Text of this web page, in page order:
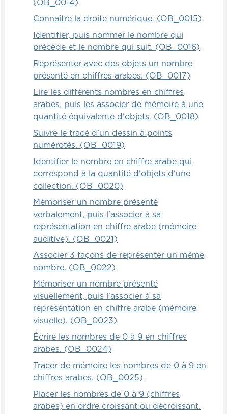
L'important, c'est que les enfants
s'amusent et qu'ils puissent tous ensemble
créer leur propre diagramme.
Partons à la chasse au trésor. Donc, les
enfants devront chercher à travers la pièce
les éléments que vous aurez cachés pour
créer un diagramme de Venn. Bien sûr,
vous aurez caché des cerceaux de
différentes catégories, des cartes aussi, des
cartes de chez Amélio, ou simplement leur
donner une liste de choses à trouver.
Il y aura un nombre vraiment défini
d'objets à trouver, mais vous allez aussi
cacher un élément intrus ou même deux
intrus. Les enfants devront partir à la
recherche, trouver tous les éléments, et une
fois qu'ils croiront avoir tout trouvé, ils
diagramme de Venn avec les éléments
trouvés.
S'il manque quelque chose, ils devront à ce
moment-là se le dire et essayer de le
trouver à travers la pièce, à savoir où est la
fameuse carte qui manque. Sinon, on
pourra simplement valider tous ensemble
ça a été fait.
(OB_0014)
Connaître la droite numérique. (OB_0015)
Identifier, puis nommer le nombre qui
précède et le nombre qui suit. (OB_0016)
Représenter avec des objets un nombre
présenté en chiffres arabes. (OB_0017)
Lire les différents nombres en chiffres
arabes, puis les associer de mémoire à une
quantité équivalente d'objets. (OB_0018)
Suivre le tracé d'un dessin à points
numérotés. (OB_0019)
Identifier le nombre en chiffre arabe qui
correspond à la quantité d'objets d'une
collection. (OB_0020)
Mémoriser un nombre présenté
verbalement, puis l'associer à sa
représentation en chiffre arabe (mémoire
auditive). (OB_0021)
Associer 3 façons de représenter un même
nombre. (OB_0022)
Mémoriser un nombre présenté
visuellement, puis l'associer à sa
représentation en chiffre arabe (mémoire
visuelle). (OB_0023)
Écrire les nombres de 0 à 9 en chiffres
arabes. (OB_0024)
Tracer de mémoire les nombres de 0 à 9 en
chiffres arabes. (OB_0025)
Placer les nombres de 0 à 9 (chiffres
arabes) en ordre croissant ou décroissant.